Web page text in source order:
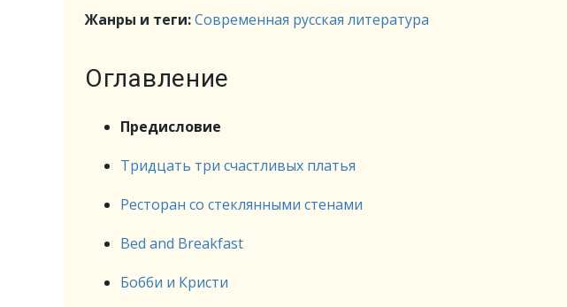
Жанры и теги:Современная русская литература
Оглавление
Предисловие
Тридцать три счастливых платья
Ресторан со стеклянными стенами
Bed and Breakfast
Бобби и Кристи